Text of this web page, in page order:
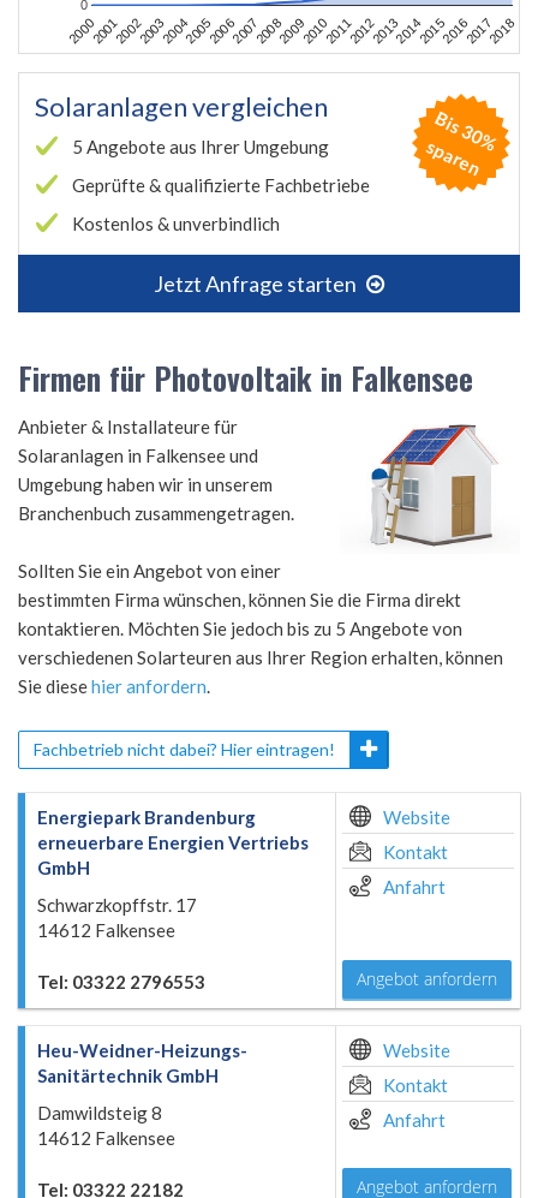
2000200120022003200420052006200720082009201020112012201320142015201620172018
0
Solaranlagen vergleichen
5 Angebote aus Ihrer Umgebung
Geprüfte & qualifizierte Fachbetriebe
Kostenlos & unverbindlich
Jetzt Anfrage starten
B
is
3
0
%
s
p
a
r
e
n
Firmen für Photovoltaik in Falkensee
Anbieter & Installateure für
Solaranlagen in Falkensee und
Umgebung haben wir in unserem
Branchenbuch zusammengetragen.
Sollten Sie ein Angebot von einer
bestimmten Firma wünschen, können Sie die Firma direkt
kontaktieren. Möchten Sie jedoch bis zu 5 Angebote von
verschiedenen Solarteuren aus Ihrer Region erhalten, können
Sie diesehier anfordern.
Fachbetrieb nicht dabei? Hier eintragen!
Energiepark Brandenburg
erneuerbare Energien Vertriebs
GmbH
Schwarzkopffstr. 17
14612 Falkensee
Tel: 03322 2796553
Website
Kontakt
Anfahrt
Angebot anfordern
Heu-Weidner-Heizungs-
Sanitärtechnik GmbH
Damwildsteig 8
14612 Falkensee
Tel: 03322 22182
Website
Kontakt
Anfahrt
Angebot anfordern